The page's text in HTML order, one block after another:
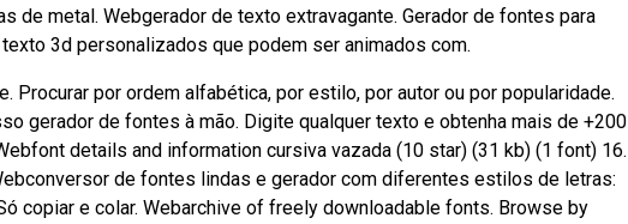
de metal. Webgerador de texto extravagante. Gerador de fontes para
3d personalizados que podem ser animados com.
por ordem alfabética, por estilo, por autor ou por popularidade.
gerador de fontes à mão. Digite qualquer texto e obtenha mais de +200
details and information cursiva vazada (10 star) (31 kb) (1 font) 16.
de fontes lindas e gerador com diferentes estilos de letras:
copiar e colar. Webarchive of freely downloadable fonts. Browse by